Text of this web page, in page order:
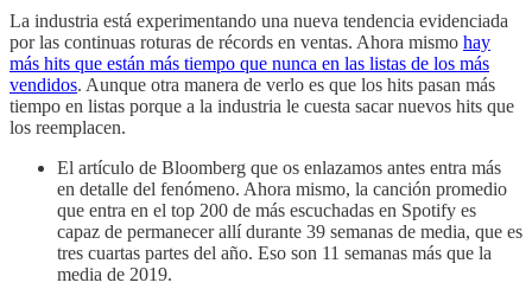
La industria está experimentando una nueva tendencia evidenciada
por las continuas roturas de récords en ventas. Ahora mismo hay
más hits que están más tiempo que nunca en las listas de los más
vendidos. Aunque otra manera de verlo es que los hits pasan más
tiempo en listas porque a la industria le cuesta sacar nuevos hits que
los reemplacen.
El artículo de Bloomberg que os enlazamos antes entra más
en detalle del fenómeno. Ahora mismo, la canción promedio
que entra en el top 200 de más escuchadas en Spotify es
capaz de permanecer allí durante 39 semanas de media, que es
tres cuartas partes del año. Eso son 11 semanas más que la
media de 2019.